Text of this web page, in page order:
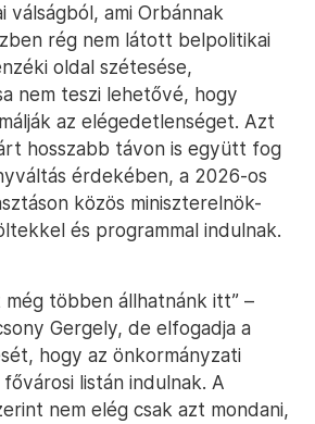
válságból, ami Orbánnak
rég nem látott belpolitikai
oldal szétesése,
nem teszi lehetővé, hogy
az elégedetlenséget. Azt
hosszabb távon is együtt fog
érdekében, a 2026-os
közös miniszterelnök-
és programmal indulnak.
még többen állhatnánk itt” –
Gergely, de elfogadja a
hogy az önkormányzati
listán indulnak. A
nem elég csak azt mondani,